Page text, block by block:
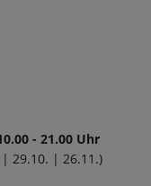
- 21.00 Uhr
29.10. | 26.11.)